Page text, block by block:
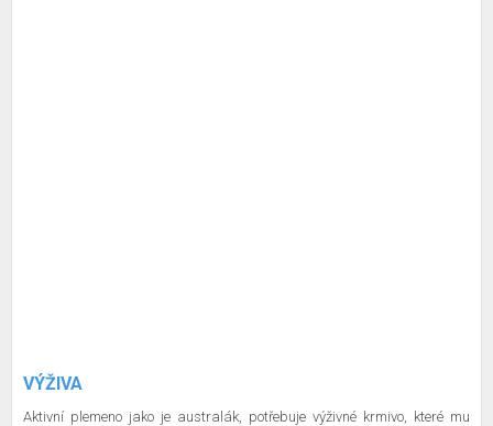
VÝŽIVA
Aktivní plemeno jako je australák, potřebuje výživné krmivo, které mu